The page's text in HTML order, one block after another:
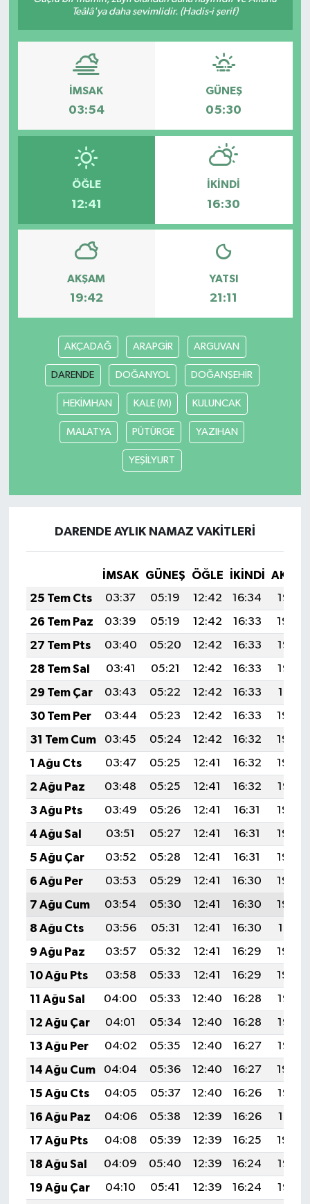
Teâlâ'ya daha sevimlidir. (Hadis-i şerif)
İMSAK
03:54
GÜNEŞ
05:30
ÖĞLE
12:41
İKINDI
16:30
AKŞAM
19:42
YATSI
21:11
AKÇADAĞ ARAPGİR ARGUVAN
DARENDE DOĞANYOL DOĞANŞEHİR
HEKİMHAN KALE (M) KULUNCAK
MALATYA PÜTÜRGE YAZIHAN
YEŞİLYURT
DARENDE AYLIK NAMAZ VAKITLERI
İMSAK GÜNEŞ ÖĞLE İKINDI
25 Tem Cts
03:37 05:19 12:42 16:34
19:55
26 Tem Paz
03:39 05:19 12:42 16:33
19:54
27 Tem Pts
03:40 05:20 12:42 16:33
19:53
28 Tem Sal
03:41 05:21 12:42 16:33
19:52
29 Tem Çar
03:43 05:22 12:42 16:33
19:51
30 Tem Per
03:44 05:23 12:42 16:33
19:50
31 Tem Cum
03:45 05:24 12:42 16:32
19:49
1 Ağu Cts
03:47 05:25 12:41 16:32
19:48
2 Ağu Paz
03:48 05:25 12:41 16:32
19:47
3 Ağu Pts
03:49 05:26 12:41 16:31
19:46
4 Ağu Sal
03:51 05:27 12:41 16:31
19:45
5 Ağu Çar
03:52 05:28 12:41 16:31
19:44
6 Ağu Per
03:53 05:29 12:41 16:30
19:43
7 Ağu Cum
03:54 05:30 12:41 16:30
19:42
8 Ağu Cts
03:56 05:31 12:41 16:30
19:41
9 Ağu Paz
03:57 05:32 12:41 16:29
19:40
10 Ağu Pts
03:58 05:33 12:41 16:29
19:39
11 Ağu Sal
04:00 05:33 12:40 16:28
19:37
12 Ağu Çar
04:01 05:34 12:40 16:28
19:36
13 Ağu Per
04:02 05:35 12:40 16:27
19:35
14 Ağu Cum
04:04 05:36 12:40 16:27
19:34
15 Ağu Cts
04:05 05:37 12:40 16:26
19:32
16 Ağu Paz
04:06 05:38 12:39 16:26
19:31
17 Ağu Pts
04:08 05:39 12:39 16:25
19:30
18 Ağu Sal
04:09 05:40 12:39 16:24
19:28
19 Ağu Çar
04:10 05:41 12:39 16:24
19:27